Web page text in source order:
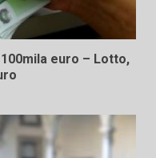
euro – Lotto,